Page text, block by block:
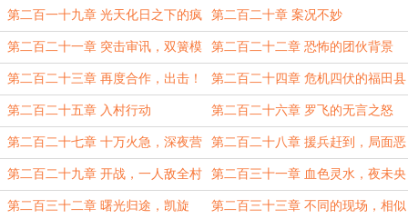
赎
第二百一十九章 光天化日之下的疯
狂
第二百二十章 案况不妙
第二百二十一章 突击审讯，双簧模
式
第二百二十二章 恐怖的团伙背景
第二百二十三章 再度合作，出击！ 第二百二十四章 危机四伏的福田县
第二百二十五章 入村行动 第二百二十六章 罗飞的无言之怒
第二百二十七章 十万火急，深夜营
救
第二百二十八章 援兵赶到，局面恶
化
第二百二十九章 开战，一人敌全村 第二百三十一章 血色灵水，夜未央
第二百三十二章 曙光归途，凯旋 第二百三十三章 不同的现场，相似